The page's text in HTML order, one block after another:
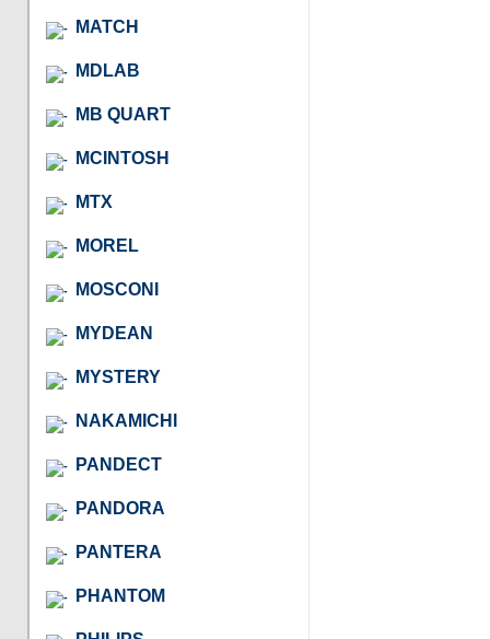
MATCH
MDLAB
MB QUART
MCINTOSH
MTX
MOREL
MOSCONI
MYDEAN
MYSTERY
NAKAMICHI
PANDECT
PANDORA
PANTERA
PHANTOM